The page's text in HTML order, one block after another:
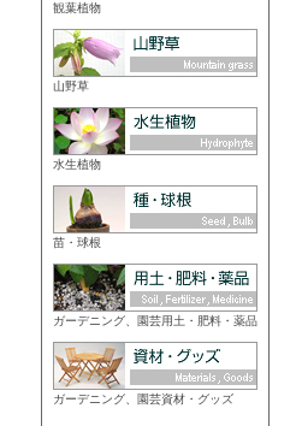
観葉植物
山野草
水生植物
苗・球根
ガーデニング、園芸用土・肥料・薬品
ガーデニング、園芸資材・グッズ